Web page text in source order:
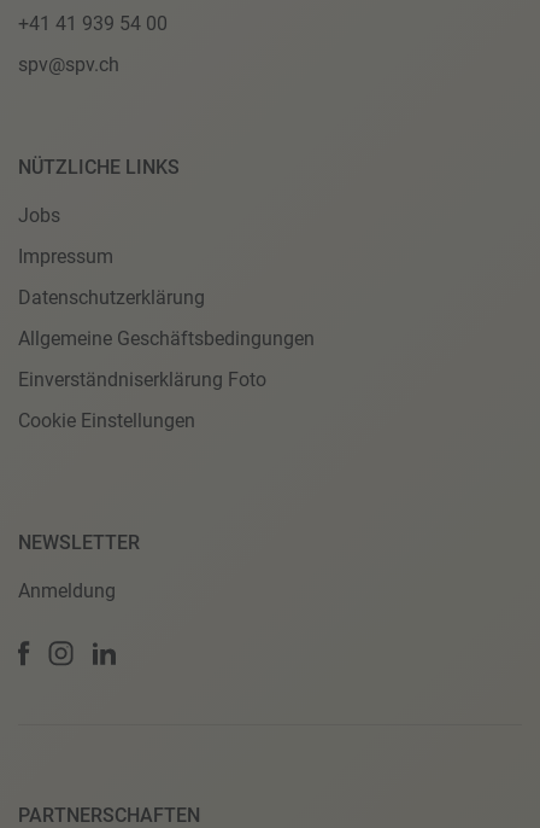
+41 41 939 54 00
spv@spv.ch
NÜTZLICHE LINKS
Jobs
Impressum
Datenschutzerklärung
Allgemeine Geschäftsbedingungen
Einverständniserklärung Foto
Cookie Einstellungen
NEWSLETTER
Anmeldung
PARTNERSCHAFTEN